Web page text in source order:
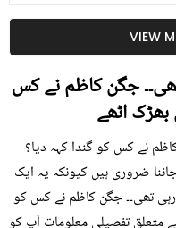
کھانا چاہیے؟
VIEW
جگن کاظم نے کس
اٹھے
نے کس کو گندا کہہ دیا؟
ضروری ہیں کیونکہ یہ ایک
رہی تھی۔۔ جگن کاظم نے کس کو